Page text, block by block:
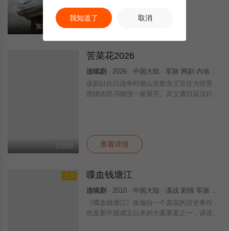
第39集已完结 查看详情
已完结
苦菜花2026
连续剧 · 2026 · 中国大陆 · 军旅 网剧 内地 国产
该剧以抗日战争时期山东胶东王官庄为背景，
围绕农民冯德强一家展开。其父遭日寇汉奸杀
查看详情
正片 喋血钱塘江
连续剧 · 2010 · 中国大陆 · 谍战 剧情 军旅 战争 年代 情 国产
《喋血钱塘江》改编自一个真实的历史事件，
也是新中国成立以来的大案要案之一，讲述了
我知道了 取消